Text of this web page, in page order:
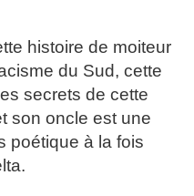
histoire de moiteur
du Sud, cette
secrets de cette
son oncle est une
poétique à la fois